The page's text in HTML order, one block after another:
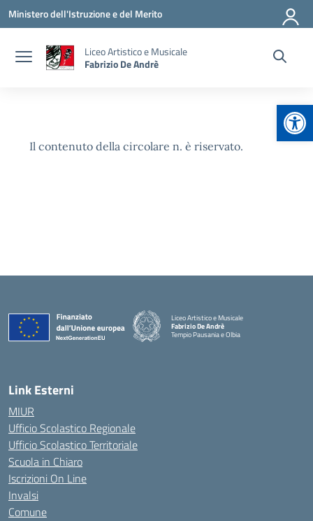
Vai ai contenuti
Vai al menu di navigazione
Vai al footer
Ministero dell'Istruzione e del Merito
Liceo Artistico e Musicale
Fabrizio De Andrè
Il contenuto della circolare n. è riservato.
Liceo Artistico e Musicale
Fabrizio De Andrè
Tempio Pausania e Olbia
— Visita la pagina iniziale della scuola
Link Esterni
MIUR
Ufficio Scolastico Regionale
Ufficio Scolastico Territoriale
Scuola in Chiaro
Iscrizioni On Line
Invalsi
Comune